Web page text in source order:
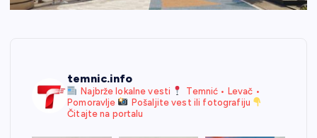
temnic.info
Najbrže lokalne vesti
Temnić • Levač •
Pomoravlje
Pošaljite vest ili fotografiju
Čitajte na portalu